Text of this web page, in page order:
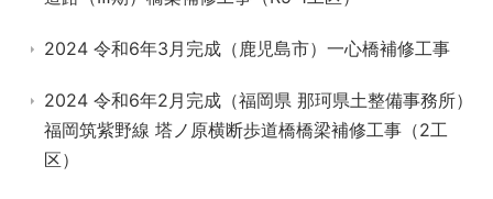
2024 令和6年3月完成（鹿児島市）一心橋補修工事
2024 令和6年2月完成（福岡県 那珂県土整備事務所）
福岡筑紫野線 塔ノ原横断歩道橋橋梁補修工事（2工
区）